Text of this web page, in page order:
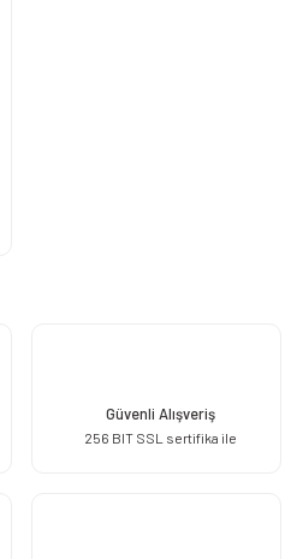
Güvenli Alışveriş
256 BIT SSL sertifika ile